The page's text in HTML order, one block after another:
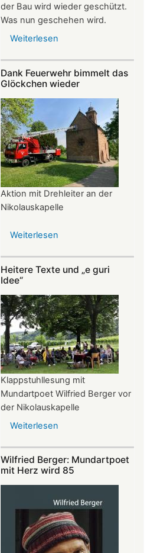
der Bau wird wieder geschützt.
Was nun geschehen wird.
Weiterlesen
in
Schlaf
Dank Feuerwehr bimmelt das
Glöckchen wieder
Aktion mit Drehleiter an der
Nikolauskapelle
Weiterlesen
bimmelt
Glöckchen
wieder
Heitere Texte und „e guri
Idee“
Klappstuhllesung mit
Mundartpoet Wilfried Berger vor
der Nikolauskapelle
Weiterlesen
und
Idee“
Wilfried Berger: Mundartpoet
mit Herz wird 85